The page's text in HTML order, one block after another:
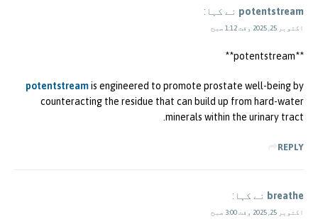
potentstream نے کہا:
اکتوبر 25, 2025 وقت 1:12 صبح
** potentstream**
potentstreamis engineered to promote prostate well-being by
counteracting the residue that can build up from hard-water
minerals within the urinary tract.
REPLY
breathe نے کہا:
اکتوبر 25, 2025 وقت 3:00 صبح